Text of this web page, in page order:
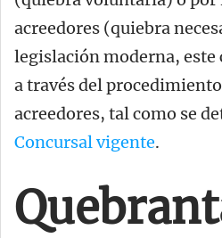
acreedores (quiebra
legislación moderna, este
a través del
acreedores, tal como se
Concursal vigente.